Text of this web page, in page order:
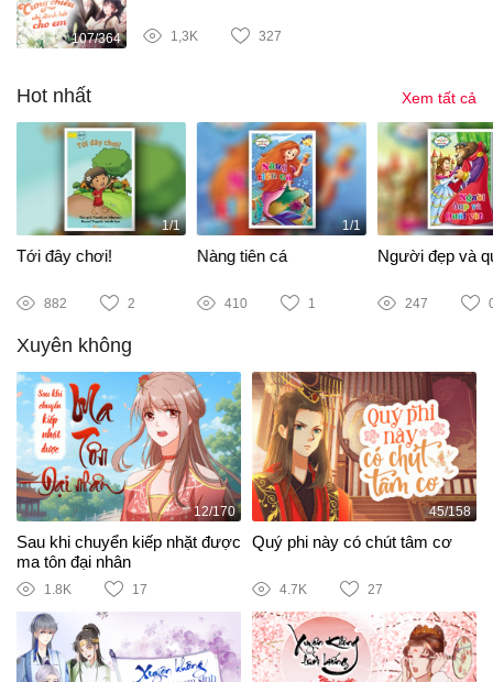
107/364 1,3K 327
Hot nhất Xem tất cả
1/1
Tới đây chơi!
882 2
1/1
Nàng tiên cá
410 1
Người đẹp và
247
Xuyên không
12/170
Sau khi chuyển kiếp nhặt được
ma tôn đại nhân
1.8K 17
45/158
Quý phi này có chút tâm cơ
4.7K 27